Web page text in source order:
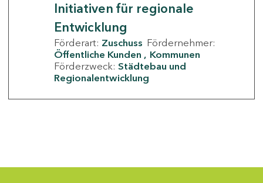
Initiativen für regionale
Entwicklung
Förderart: Zuschuss Fördernehmer:
Öffentliche Kunden
Kommunen
Förderzweck: Städtebau und
Regionalentwicklung